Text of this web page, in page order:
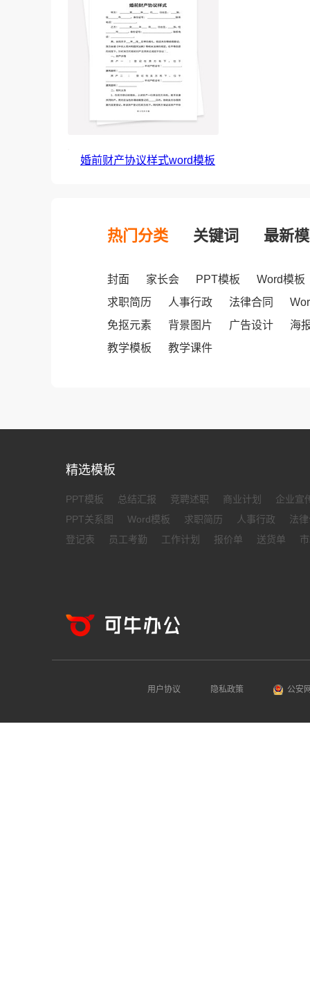
婚前财产协议样式word模板
热门分类 关键词 最新
封面 家长会 PPT模板
Word模板
求职简历
人事行政 法律合同
免抠元素
背景图片 广告设计
海
教学模板
教学课件
精选模板
PPT模板 总结汇报 竞聘述职 商业计划
企业宣
PPT关系图
Word模板 求职简历 人事行政
法
登记表
员工考勤 工作计划 报价单 送货单
用户协议 隐私政策 公安